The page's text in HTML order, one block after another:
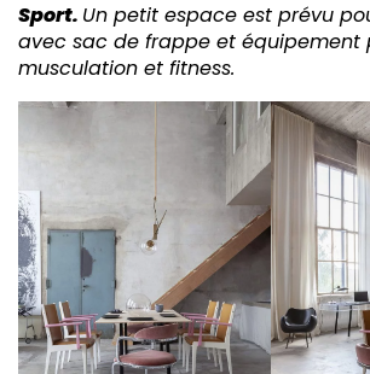
Sport. Un petit espace est prévu
avec sac de frappe et équipement
musculation et fitness.